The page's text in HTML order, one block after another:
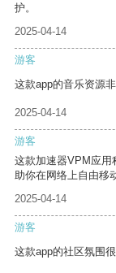
护。
2025-04-14
游客
这款app的音乐资源
2025-04-14
游客
这款加速器VPM应用
助你在网络上自由移
2025-04-14
游客
这款app的社区氛围